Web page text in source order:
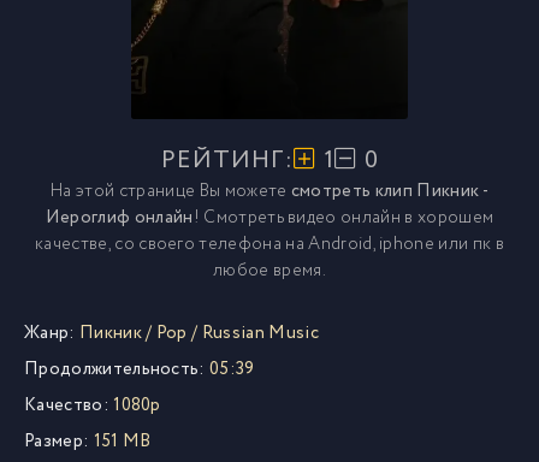
РЕЙТИНГ: 1 0
На этой странице Вы можете смотреть клип Пикник -
Иероглиф онлайн! Смотреть видео онлайн в хорошем
качестве, со своего телефона на Android, iphone или пк в
любое время.
Жанр: Пикник/ Pop / Russian Music
Продолжительность: 05:39
Качество: 1080p
Размер: 151 MB